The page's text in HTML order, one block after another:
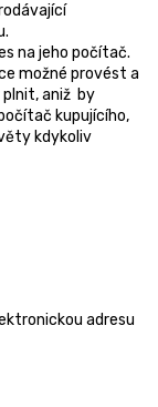
na jeho počítač.
možné provést a
plnit, aniž by
kupujícího,
kdykoliv
adresu